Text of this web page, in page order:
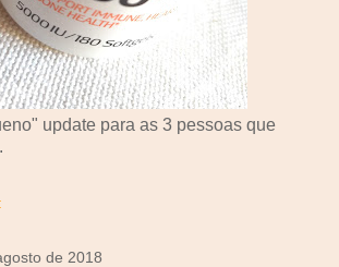
update para as 3 pessoas que
de 2018